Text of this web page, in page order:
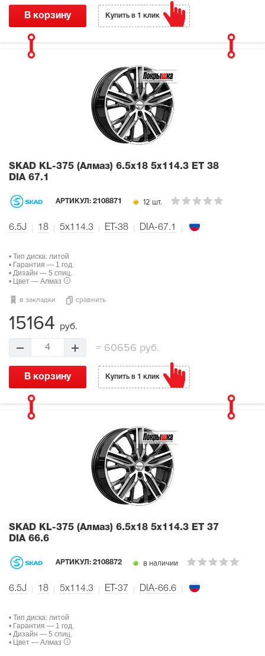
В корзину Купить в 1 клик
SKAD KL-375 (Алмаз) 6.5x18 5x114.3 ET 38
DIA 67.1
АРТИКУЛ:2108871 12 шт.
6.5J 18 5x114.3 ET-38 DIA-67.1
• Тип диска: литой
• Гарантия — 1 год.
• Дизайн — 5 спиц.
• Цвет — Алмаз
в закладки сравнить
15164 руб.
4 = 60656 руб.
В корзину Купить в 1 клик
SKAD KL-375 (Алмаз) 6.5x18 5x114.3 ET 37
DIA 66.6
АРТИКУЛ:2108872 в наличии
6.5J 18 5x114.3 ET-37 DIA-66.6
• Тип диска: литой
• Гарантия — 1 год.
• Дизайн — 5 спиц.
• Цвет — Алмаз